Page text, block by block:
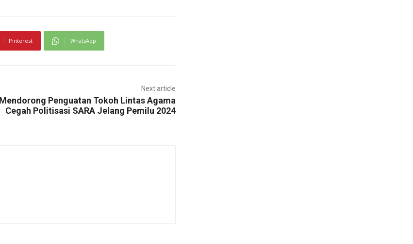
Pinterest WhatsApp
Next article
Mendorong Penguatan Tokoh Lintas Agama
Cegah Politisasi SARA Jelang Pemilu 2024